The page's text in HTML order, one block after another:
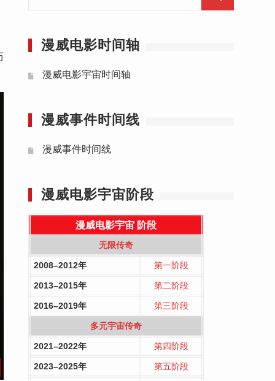
漫威电影时间轴
漫威电影宇宙时间轴
漫威事件时间线
漫威事件时间线
漫威电影宇宙阶段
漫威电影宇宙 阶段
无限传奇
2008–2012年 第一阶段
2013–2015年 第二阶段
2016–2019年 第三阶段
多元宇宙传奇
2021–2022年 第四阶段
2023–2025年 第五阶段